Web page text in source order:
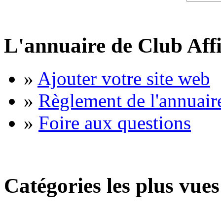
L'annuaire de Club
» Ajouter votre site web
» Règlement de
» Foire aux questions
Catégories les plus vues